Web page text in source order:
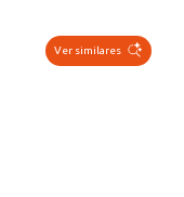
Ver similares